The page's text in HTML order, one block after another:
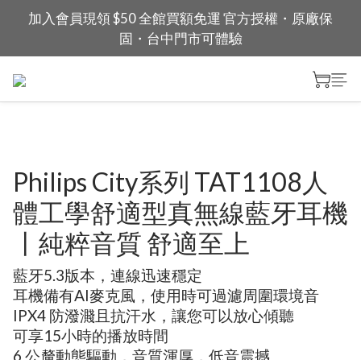
加入會員現領 $50 全館買額免運 官方授權・原廠保
固・台中門市可體驗
Philips City系列 TAT1108人
體工學舒適型真無線藍牙耳機
丨純粹音質 舒適至上
藍牙5.3版本，連線迅速穩定
耳機備有AI麥克風，使用時可過濾周圍環境音
IPX4 防潑濺且抗汗水，讓您可以放心傾聽
可享15小時的播放時間
6 公釐動態驅動，音質渾厚，低音震撼